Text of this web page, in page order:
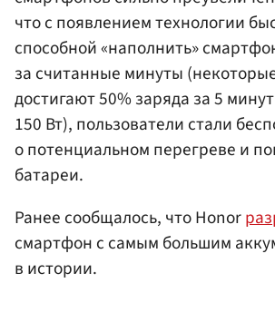
что с появлением технологии
способной «наполнить»
за считанные минуты
достигают 50% заряда за 5
150 Вт), пользователи стали
о потенциальном перегреве и
батареи.
Ранее сообщалось, что Honor
смартфон с самым большим
в истории.